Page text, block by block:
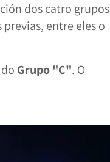
dos catro grupos
entre eles o
Grupo "C". O